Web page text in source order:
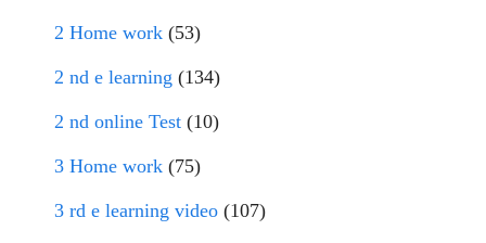
2 Home work (53)
2 nd e learning (134)
2 nd online Test (10)
3 Home work (75)
3 rd e learning video (107)